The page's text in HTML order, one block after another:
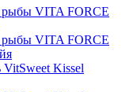
рыбы VITA FORCE
рыбы VITA FORCE
VitSweet Kissel